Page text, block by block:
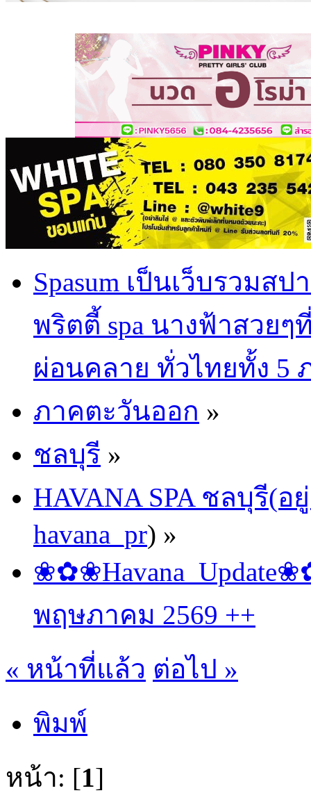
Spasum เป็นเว็บรวม
พริตตี้ spa นางฟ้าสวย
ผ่อนคลาย ทั่วไทยทั้ง 5
ภาคตะวันออก »
ชลบุรี »
HAVANA SPA ชลบุรี(
havana_pr) »
พฤษภาคม 2569 ++
« หน้าที่แล้ว ต่อไป »
พิมพ์
หน้า: [1]